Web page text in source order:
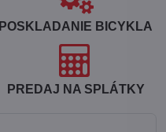
POSKLADANIE BICYKLA
PREDAJ NA SPLÁTKY